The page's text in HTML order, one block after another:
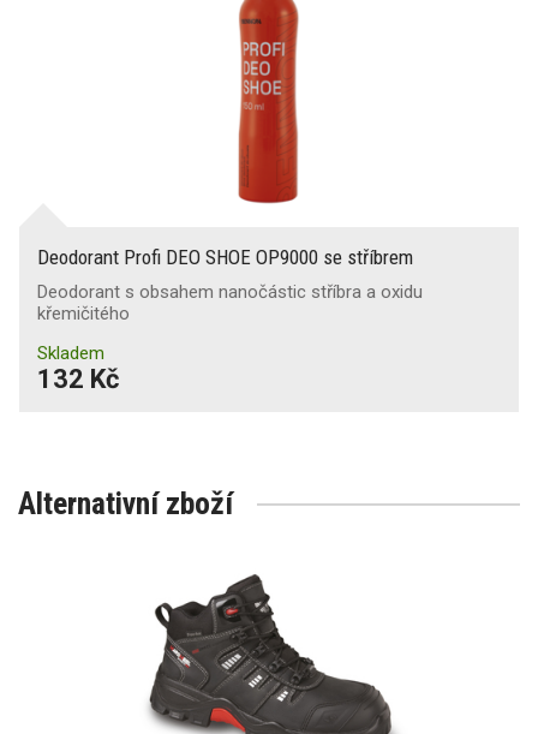
Deodorant Profi DEO SHOE OP9000 se stříbrem
Deodorant s obsahem nanočástic stříbra a oxidu
křemičitého
Skladem
132 Kč
Alternativní zboží